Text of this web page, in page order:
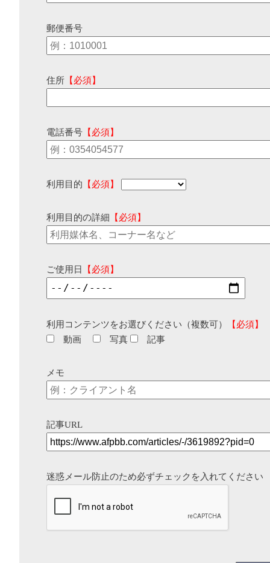
郵便番号
住所 【必須】
電話番号 【必須】
利用目的 【必須】
利用目的の詳細 【必須】
ご使用日 【必須】
利用コンテンツをお選びください（複数可）
【必須】
動画
写真 記事
メモ
記事URL
迷惑メール防止のため必ずチェックを入れてください